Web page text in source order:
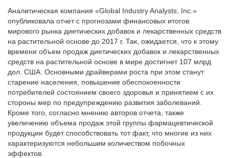
Аналитическая компания «Global Indust­ry Analysts, Inc.»
опубликовала отчет с прогнозами финансовых итогов
мирового рынка диетических добавок и лекарственных средств
на растительной основе до 2017 г. Так, ожидается, что к этому
времени объем продаж диетических добавок и лекарственных
средств на растительной основе в мире достигнет 107 млрд
дол. США. Основными драйверами роста при этом станут
старение населения, повышение обеспокоенности
потребителей состоянием своего здоровья и принятием с их
стороны мер по предупреждению развития заболеваний.
Кроме того, согласно мнению авторов отчета, также
увеличению объема продаж этой группы фармацевтической
продукции будет способствовать тот факт, что многие из них
характеризуются небольшим количеством побочных
эффектов.